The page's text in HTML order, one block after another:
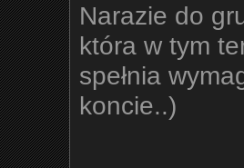
Narazie do
która w tym
spełnia
koncie..)